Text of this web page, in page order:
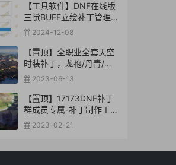
【工具软件】DNF在线版
三觉BUFF立绘补丁管理
转换工具
2024-12-08
【置顶】全职业全套天空
时装补丁，龙袍/丹青/鸟
人/神器/深渊骑士-等等
2023-06-13
【置顶】17173DNF补丁
群成员专属-补丁制作工具
库【合集下载】
2023-02-21